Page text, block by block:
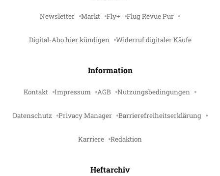
Newsletter Markt Fly+ Flug Revue Pur
Digital-Abo hier kündigen Widerruf digitaler Käufe
Information
Kontakt Impressum AGB Nutzungsbedingungen
Datenschutz Privacy Manager Barrierefreiheitserklärung
Karriere Redaktion
Heftarchiv